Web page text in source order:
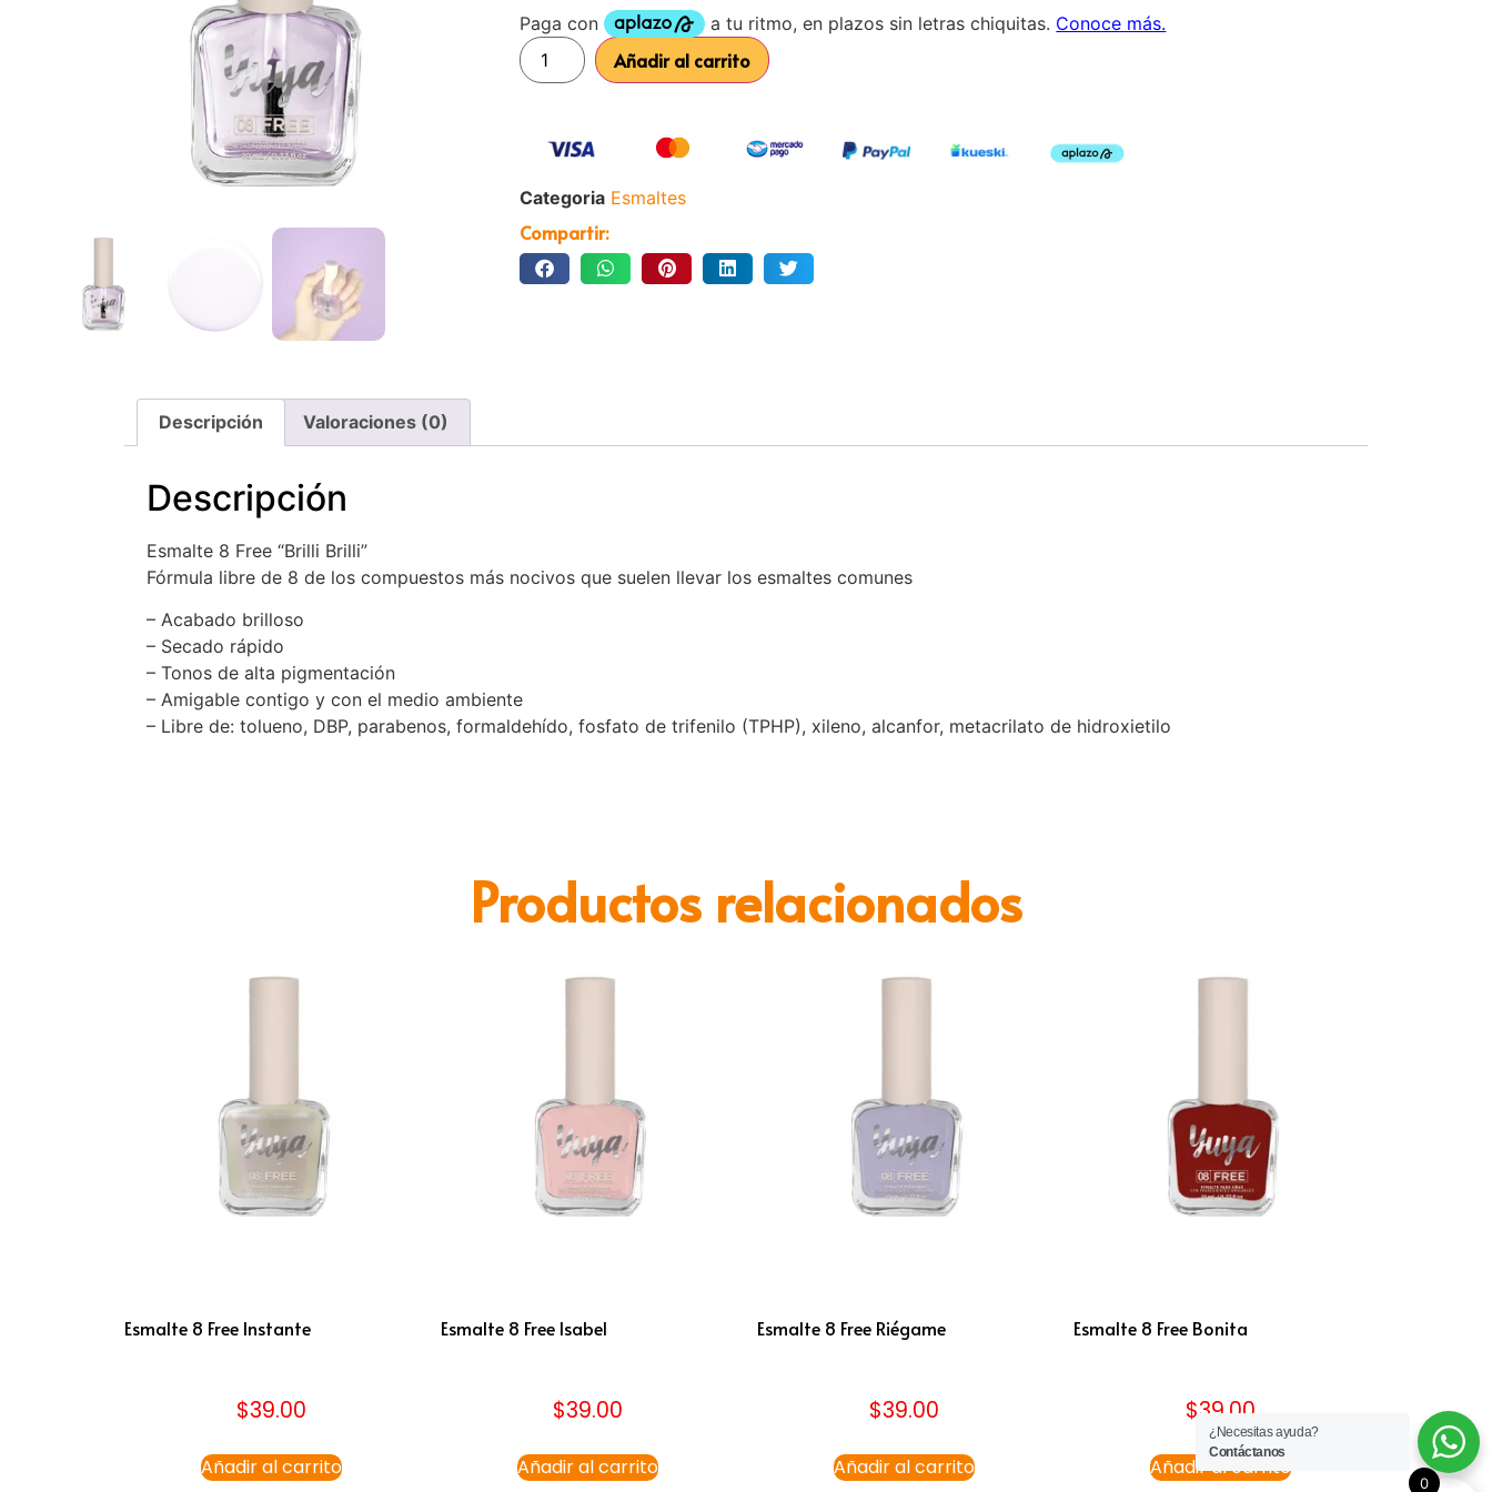
Añadir al carrito
Categoria Esmaltes
Compartir:
Descripción Valoraciones (0)
Descripción
Esmalte 8 Free “Brilli Brilli”
Fórmula libre de 8 de los compuestos más nocivos que suelen llevar los esmaltes comunes
– Acabado brilloso
– Secado rápido
– Tonos de alta pigmentación
– Amigable contigo y con el medio ambiente
– Libre de: tolueno, DBP, parabenos, formaldehído, fosfato de trifenilo (TPHP), xileno, alcanfor, metacrilato de hidroxietilo
Productos relacionados
Esmalte 8 Free Instante
$39.00
Añadir al carrito
Esmalte 8 Free Isabel
$39.00
Añadir al carrito
Esmalte 8 Free Riégame
$39.00
Añadir al carrito
Esmalte 8 Free Bonita
$39.00
Añadir al carrito
¿Necesitas ayuda?
Contáctanos
0